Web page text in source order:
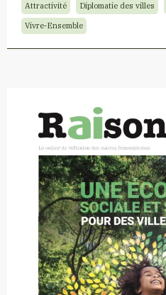
Attractivité Diplomatie des villes
Vivre-Ensemble